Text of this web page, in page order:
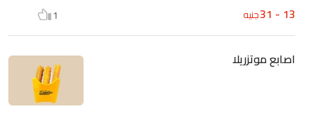
13 - 31 جنيه 1
اصابع موتزريلا